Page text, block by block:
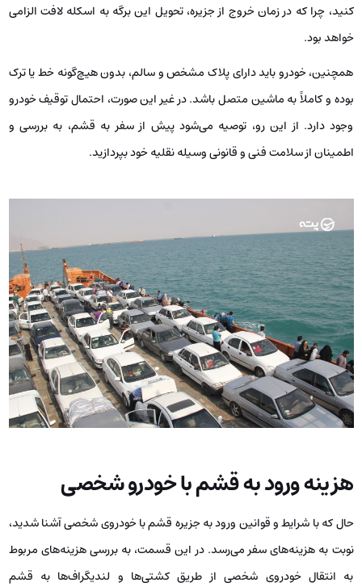
کنید، چرا که در زمان خروج از جزیره، تحویل این برگه به اسکله لافت الزامی
خواهد بود.
همچنین، خودرو باید دارای پلاک مشخص و سالم، بدون هیچ‌گونه خط یا ترک
بوده و کاملاً به ماشین متصل باشد. در غیر این صورت، احتمال توقیف خودرو
وجود دارد. از این رو، توصیه می‌شود پیش از سفر به قشم، به بررسی و
اطمینان از سلامت فنی و قانونی وسیله نقلیه خود بپردازید.
هزینه ورود به قشم با خودرو شخصی
حال که با شرایط و قوانین ورود به جزیره قشم با خودروی شخصی آشنا شدید،
نوبت به هزینه‌های سفر می‌رسد. در این قسمت، به بررسی هزینه‌های مربوط
به انتقال خودروی شخصی از طریق کشتی‌ها و لندیگراف‌ها به قشم